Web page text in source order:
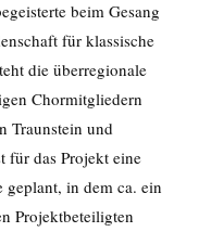
beim Gesang
für klassische
die überregionale
Chormitgliedern
Traunstein und
für das Projekt eine
geplant, in dem ca. ein
Projektbeteiligten